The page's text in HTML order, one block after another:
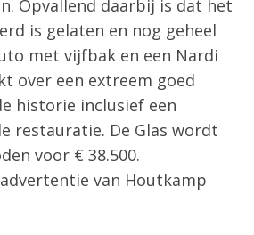
Opvallend daarbij is dat het
is gelaten en nog geheel
met vijfbak en een Nardi
over een extreem goed
historie inclusief een
restauratie. De Glas wordt
voor € 38.500.
van Houtkamp